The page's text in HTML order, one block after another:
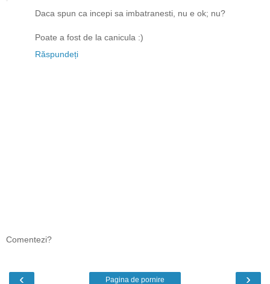
Daca spun ca incepi sa imbatranesti, nu e ok; nu?
Poate a fost de la canicula :)
Răspundeți
Comentezi?
‹ ›
Pagina de pornire